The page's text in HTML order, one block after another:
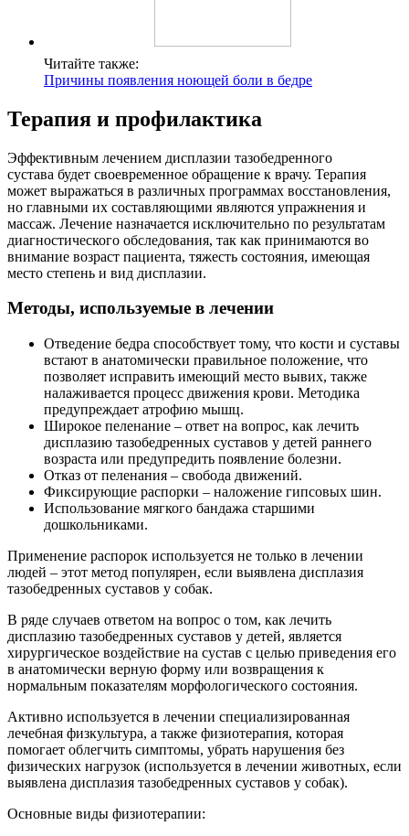
Читайте также:
Причины появления ноющей боли в бедре
Терапия и профилактика
Эффективным лечением дисплазии тазобедренного
сустава будет своевременное обращение к врачу. Терапия
может выражаться в различных программах восстановления,
но главными их составляющими являются упражнения и
массаж. Лечение назначается исключительно по результатам
диагностического обследования, так как принимаются во
внимание возраст пациента, тяжесть состояния, имеющая
место степень и вид дисплазии.
Методы, используемые в лечении
Отведение бедра способствует тому, что кости и суставы
встают в анатомически правильное положение, что
позволяет исправить имеющий место вывих, также
налаживается процесс движения крови. Методика
предупреждает атрофию мышц.
Широкое пеленание – ответ на вопрос, как лечить
дисплазию тазобедренных суставов у детей раннего
возраста или предупредить появление болезни.
Отказ от пеленания – свобода движений.
Фиксирующие распорки – наложение гипсовых шин.
Использование мягкого бандажа старшими
дошкольниками.
Применение распорок используется не только в лечении
людей – этот метод популярен, если выявлена дисплазия
тазобедренных суставов у собак.
В ряде случаев ответом на вопрос о том, как лечить
дисплазию тазобедренных суставов у детей, является
хирургическое воздействие на сустав с целью приведения его
в анатомически верную форму или возвращения к
нормальным показателям морфологического состояния.
Активно используется в лечении специализированная
лечебная физкультура, а также физиотерапия, которая
помогает облегчить симптомы, убрать нарушения без
физических нагрузок (используется в лечении животных, если
выявлена дисплазия тазобедренных суставов у собак).
Основные виды физиотерапии: